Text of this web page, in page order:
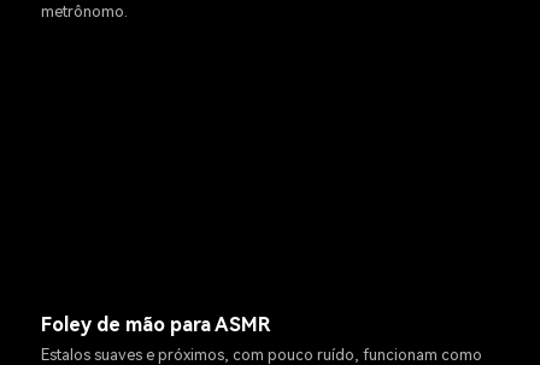
metrônomo.
Foley de mão para ASMR
Estalos suaves e próximos, com pouco ruído, funcionam como